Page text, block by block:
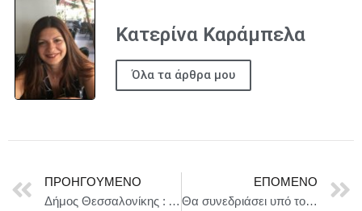
Κατερίνα Καράμπελα
Όλα τα άρθρα μου
ΠΡΟΗΓΟΎΜΕΝΟ
Δήμος Θεσσαλονίκης : Δράσεις περιβαλλοντικής ευαισθητοποίησης για μαθητές στη Νέα Παραλία, για την Παγκόσμια Ημέρα Περιβάλλοντος
ΕΠΌΜΕΝΟ
Θα συνεδριάσει υπό τον Πρωθυπουργό Κυριάκο Μητσοτάκη, στο Μέγαρο Μαξίμου, το Υπουργικό Συμβούλιο